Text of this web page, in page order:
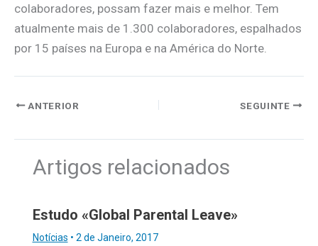
colaboradores, possam fazer mais e melhor. Tem
atualmente mais de 1.300 colaboradores, espalhados
por 15 países na Europa e na América do Norte.
ANTERIOR SEGUINTE
Artigos relacionados
Estudo «Global Parental Leave»
Notícias • 2 de Janeiro, 2017